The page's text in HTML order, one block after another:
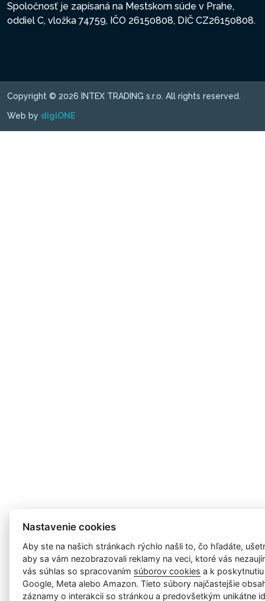
Spoločnosť je zapísaná na Mestskom súde v Prahe,
oddiel C, vložka 74759, IČO 26150808, DIČ CZ26150808.
Copyright © 2026 INTEX TRADING s.r.o. All rights reserved.
Web by digiONE
Nastavenie cookies
Aby ste na našich stránkach rýchlo našli to, čo hľadáte,
aby sa vám nezobrazovali reklamy na veci, ktoré vás
vás súhlas so spracovaním súborov cookies a k
Google, Meta alebo Amazon. Tieto súbory najčastejšie
záznamy o interakcii so stránkou a predovšetkým unikátne